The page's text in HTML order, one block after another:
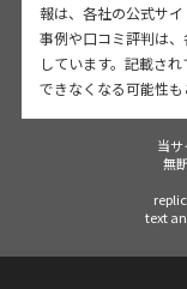
報は、各社の公式サ
事例や口コミ評判は
しています。記載さ
できなくなる可能性も
当
無
text